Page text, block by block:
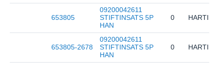
653805
09200042611
STIFTINSATS 5P
HAN
0 HARTING
653805-2678
09200042611
STIFTINSATS 5P
HAN
0 HARTING